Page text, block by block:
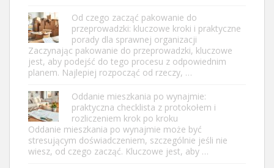
Od czego zacząć pakowanie do
przeprowadzki: kluczowe kroki i praktyczne
porady dla sprawnej organizacji
Zaczynając pakowanie do przeprowadzki, kluczowe
jest, aby podejść do tego procesu z odpowiednim
planem. Najlepiej rozpocząć od rzeczy, …
Oddanie mieszkania po wynajmie:
praktyczna checklista z protokołem i
rozliczeniem krok po kroku
Oddanie mieszkania po wynajmie może być
stresującym doświadczeniem, szczególnie jeśli nie
wiesz, od czego zacząć. Kluczowe jest, aby …